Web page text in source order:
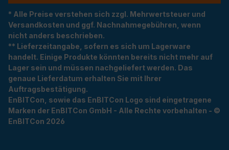
* Alle Preise verstehen sich zzgl. Mehrwertsteuer und
Versandkosten und ggf. Nachnahmegebühren, wenn
nicht anders beschrieben.
** Lieferzeitangabe, sofern es sich um Lagerware
handelt. Einige Produkte könnten bereits nicht mehr auf
Lager sein und müssen nachgeliefert werden. Das
genaue Lieferdatum erhalten Sie mit Ihrer
Auftragsbestätigung.
EnBITCon, sowie das EnBITCon Logo sind eingetragene
Marken der EnBITCon GmbH - Alle Rechte vorbehalten - ©
EnBITCon 2026